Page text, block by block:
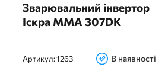
Зварювальний інвертор
Іскра ММА 307DK
Артикул:1263 В наявності